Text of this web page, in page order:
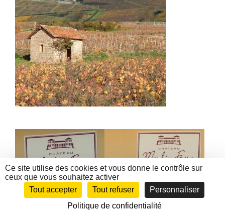
Ce site utilise des cookies et vous donne le contrôle sur
ceux que vous souhaitez activer
Tout accepter
Tout refuser
Personnaliser
Politique de confidentialité